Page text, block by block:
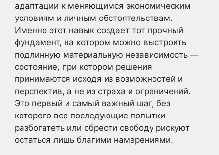
адаптации к меняющимся экономическим
условиям и личным обстоятельствам.
Именно этот навык создает тот прочный
фундамент, на котором можно выстроить
подлинную материальную независимость —
состояние, при котором решения
принимаются исходя из возможностей и
перспектив, а не из страха и ограничений.
Это первый и самый важный шаг, без
которого все последующие попытки
разбогатеть или обрести свободу рискуют
остаться лишь благими намерениями.